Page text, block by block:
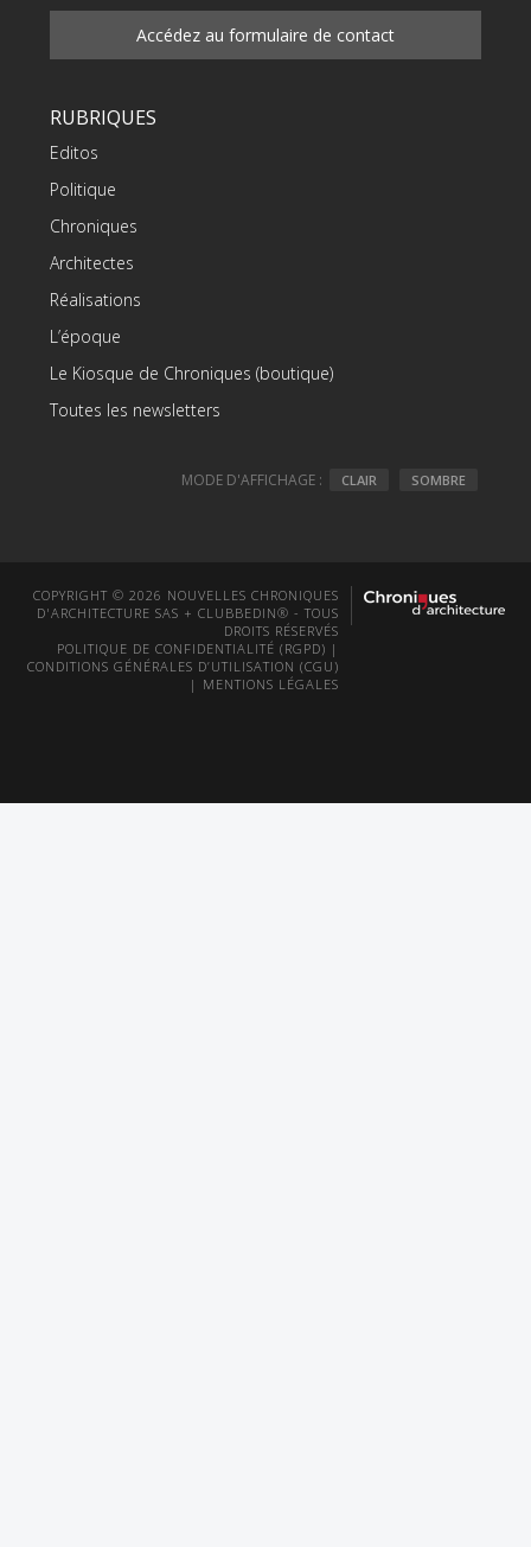
Accédez au formulaire de contact
RUBRIQUES
Editos
Politique
Chroniques
Architectes
Réalisations
L’époque
Le Kiosque de Chroniques (boutique)
Toutes les newsletters
MODE D'AFFICHAGE : CLAIR SOMBRE
COPYRIGHT © 2026 NOUVELLES CHRONIQUES
D'ARCHITECTURE SAS + CLUBBEDIN® - TOUS
DROITS RÉSERVÉS
POLITIQUE DE CONFIDENTIALITÉ (RGPD) |
CONDITIONS GÉNÉRALES D’UTILISATION (CGU)
| MENTIONS LÉGALES